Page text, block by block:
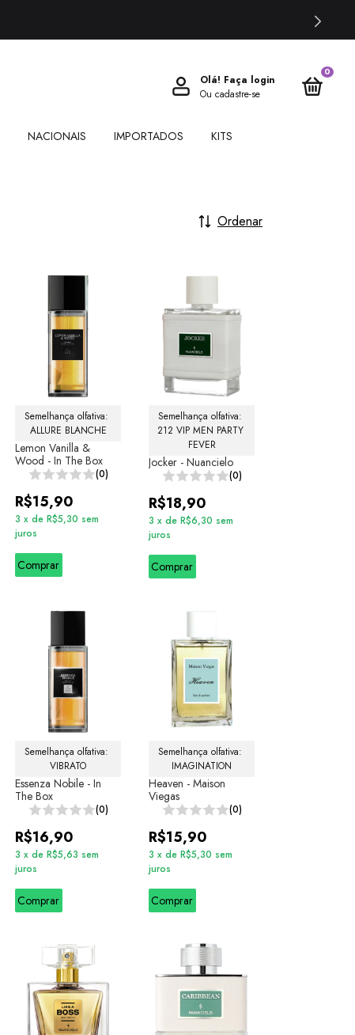
Olá! Faça login
Ou cadastre-se
0
NACIONAIS IMPORTADOS KITS
Ordenar
Semelhança olfativa:
ALLURE BLANCHE
Lemon Vanilla &
Wood - In The Box
(0)
R$15,90
3 x de R$5,30 sem
juros
Comprar
Semelhança olfativa:
212 VIP MEN PARTY
FEVER
Jocker - Nuancielo
(0)
R$18,90
3 x de R$6,30 sem
juros
Comprar
Semelhança olfativa:
VIBRATO
Essenza Nobile - In
The Box
(0)
R$16,90
3 x de R$5,63 sem
juros
Comprar
Semelhança olfativa:
IMAGINATION
Heaven - Maison
Viegas
(0)
R$15,90
3 x de R$5,30 sem
juros
Comprar